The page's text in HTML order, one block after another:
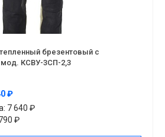
брезентовый с
мод. КСВУ-3СП-2,3
₽
7 640 ₽
₽